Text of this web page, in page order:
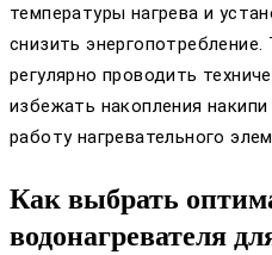
температуры нагрева и
снизить
регулярно проводить
избежать накопления
работу нагревательного
Как выбрать
водонагревателя